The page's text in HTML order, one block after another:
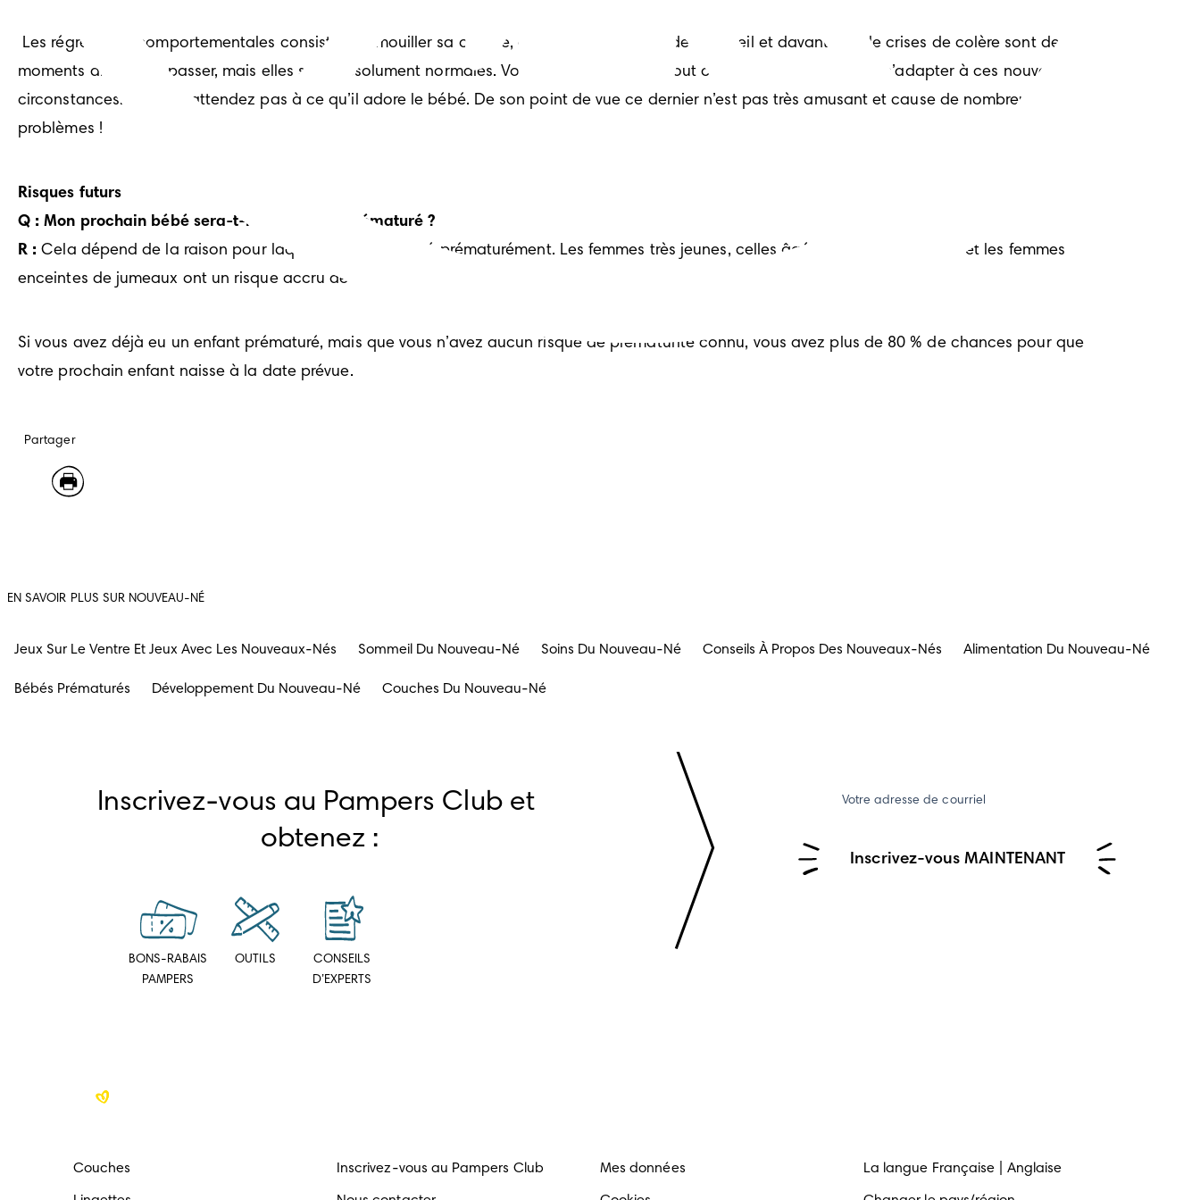
Les régressions comportementales consistant à mouiller sa culotte, avoir des problèmes de sommeil et davantage de crises de colère sont des
moments difficiles à passer, mais elles sont absolument normales. Votre autre enfant est, tout comme vous, en train de s’adapter à ces nouvelles
circonstances. Ne vous attendez pas à ce qu’il adore le bébé. De son point de vue ce dernier n’est pas très amusant et cause de nombreux
problèmes !
Risques futurs
Q : Mon prochain bébé sera-t-il également prématuré ?
R : Cela dépend de la raison pour laquelle l’enfant est né prématurément. Les femmes très jeunes, celles âgées de plus de 35 ans et les femmes
enceintes de jumeaux ont un risque accru de naissance prématurée.
Si vous avez déjà eu un enfant prématuré, mais que vous n’avez aucun risque de prématurité connu, vous avez plus de 80 % de chances pour que
votre prochain enfant naisse à la date prévue.
Partager
EN SAVOIR PLUS SUR NOUVEAU-NÉ
Jeux Sur Le Ventre Et Jeux Avec Les Nouveaux-Nés Sommeil Du Nouveau-Né Soins Du Nouveau-Né Conseils À Propos Des Nouveaux-Nés Alimentation Du Nouveau-Né
Bébés Prématurés Développement Du Nouveau-Né Couches Du Nouveau-Né
Inscrivez-vous au Pampers Club et
obtenez :
BONS-RABAIS
PAMPERS
OUTILS
CONSEILS
D’EXPERTS
Votre adresse de courriel
Inscrivez-vous MAINTENANT
Couches Inscrivez-vous au Pampers Club Mes données La langue Française Anglaise